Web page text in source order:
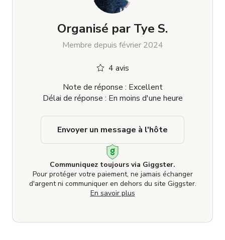
Organisé par Tye S.
Membre depuis février 2024
4 avis
Note de réponse : Excellent
Délai de réponse : En moins d'une heure
Communiquez toujours via Giggster.
Pour protéger votre paiement, ne jamais échanger
d'argent ni communiquer en dehors du site Giggster.
En savoir plus
Envoyer un message à l'hôte